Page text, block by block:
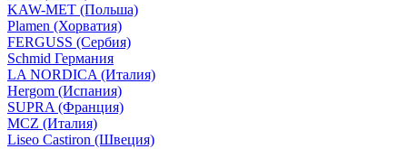
KAW-MET (Польша)
Plamen (Хорватия)
FERGUSS (Сербия)
Schmid Германия
LA NORDICA (Италия)
Hergom (Испания)
SUPRA (Франция)
MCZ (Италия)
Liseo Castiron (Швеция)